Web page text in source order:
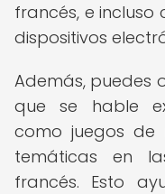
francés, e
dispositivos
Además, puedes
que se hable
como juegos de
temáticas en
francés. Esto